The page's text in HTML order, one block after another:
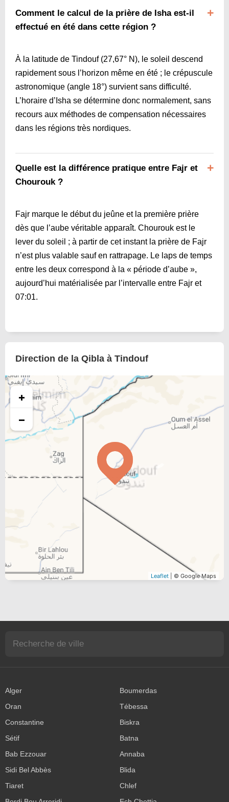
Comment le calcul de la prière de Isha est-il
effectué en été dans cette région ?
À la latitude de Tindouf (27,67° N), le soleil descend
rapidement sous l’horizon même en été ; le crépuscule
astronomique (angle 18°) survient sans difficulté.
L’horaire d’Isha se détermine donc normalement, sans
recours aux méthodes de compensation nécessaires
dans les régions très nordiques.
Quelle est la différence pratique entre Fajr et
Chourouk ?
Fajr marque le début du jeûne et la première prière
dès que l’aube véritable apparaît. Chourouk est le
lever du soleil ; à partir de cet instant la prière de Fajr
n’est plus valable sauf en rattrapage. Le laps de temps
entre les deux correspond à la « période d’aube »,
aujourd’hui matérialisée par l’intervalle entre Fajr et
07:01.
Direction de la Qibla à Tindouf
+
−
Leaflet | © Google Maps
Alger
Boumerdas
Oran
Tébessa
Constantine
Biskra
Sétif
Batna
Bab Ezzouar
Annaba
Sidi Bel Abbès
Blida
Tiaret
Chlef